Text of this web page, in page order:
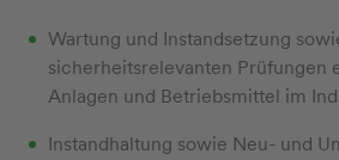
Wartung und Instandsetzung
sicherheitsrelevanten Prüfungen
Anlagen und Betriebsmittel im
Instandhaltung sowie Neu- und